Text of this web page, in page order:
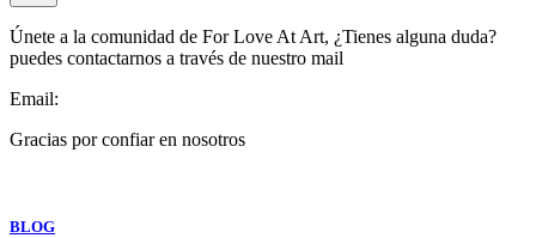
Únete a la comunidad de For Love At Art, ¿Tienes alguna duda?
puedes contactarnos a través de nuestro mail
Email:
Gracias por confiar en nosotros
BLOG